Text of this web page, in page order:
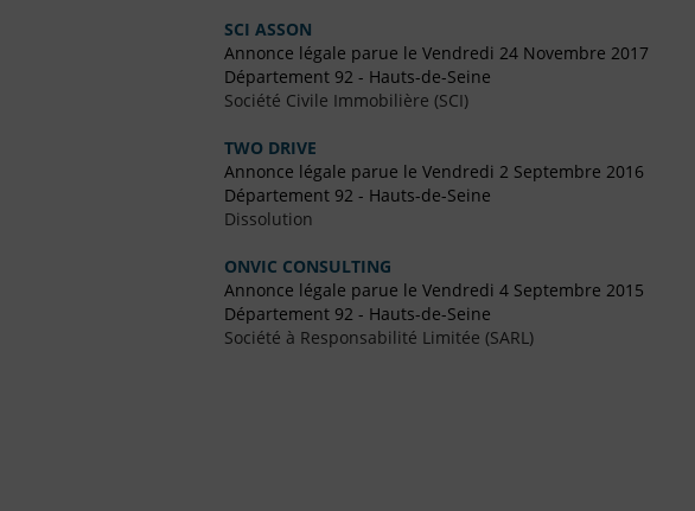
SCI ASSON
Annonce légale parue le Vendredi 24 Novembre 2017
Département 92 - Hauts-de-Seine
Société Civile Immobilière (SCI)
TWO DRIVE
Annonce légale parue le Vendredi 2 Septembre 2016
Département 92 - Hauts-de-Seine
Dissolution
ONVIC CONSULTING
Annonce légale parue le Vendredi 4 Septembre 2015
Département 92 - Hauts-de-Seine
Société à Responsabilité Limitée (SARL)